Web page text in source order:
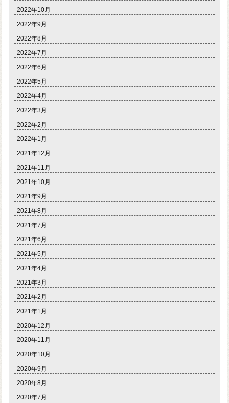
2022年10月
2022年9月
2022年8月
2022年7月
2022年6月
2022年5月
2022年4月
2022年3月
2022年2月
2022年1月
2021年12月
2021年11月
2021年10月
2021年9月
2021年8月
2021年7月
2021年6月
2021年5月
2021年4月
2021年3月
2021年2月
2021年1月
2020年12月
2020年11月
2020年10月
2020年9月
2020年8月
2020年7月